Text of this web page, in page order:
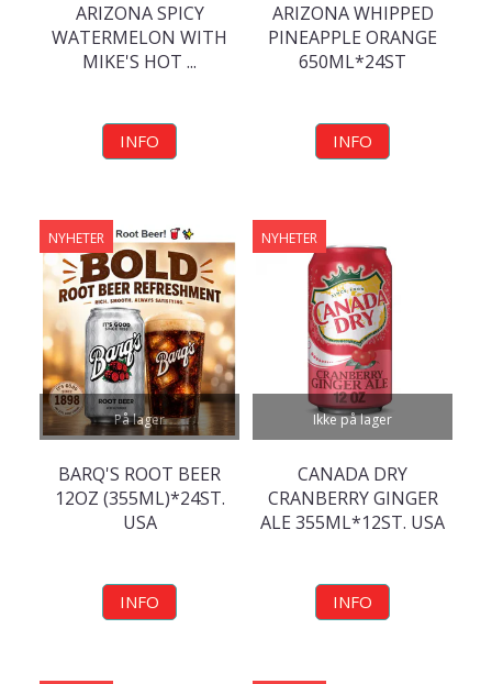
ARIZONA SPICY
WATERMELON WITH
MIKE'S HOT ...
INFO
ARIZONA WHIPPED
PINEAPPLE ORANGE
650ML*24ST
INFO
På lager
NYHETER
BARQ'S ROOT BEER
12OZ (355ML)*24ST.
USA
INFO
Ikke på lager
NYHETER
CANADA DRY
CRANBERRY GINGER
ALE 355ML*12ST. USA
INFO